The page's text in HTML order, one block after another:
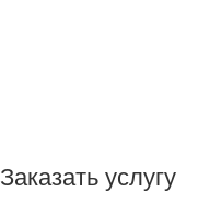
Заказать услугу